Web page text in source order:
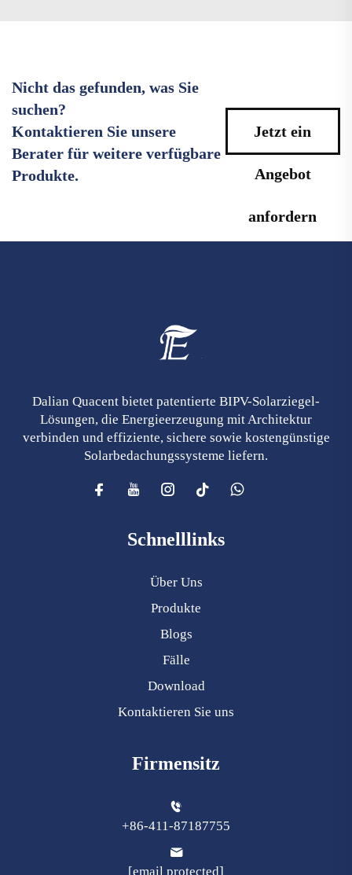
Nicht das gefunden, was Sie
suchen?
Kontaktieren Sie unsere
Berater für weitere verfügbare
Produkte.
Jetzt ein
Angebot
anfordern
Dalian Quacent bietet patentierte BIPV-Solarziegel-
Lösungen, die Energieerzeugung mit Architektur
verbinden und effiziente, sichere sowie kostengünstige
Solarbedachungssysteme liefern.
Schnelllinks
Über Uns
Produkte
Blogs
Fälle
Download
Kontaktieren Sie uns
Firmensitz
+86-411-87187755
[email protected]